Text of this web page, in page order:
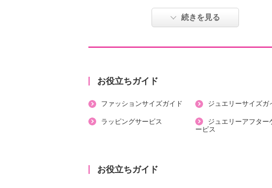
【メンテナンス（絵表示ラベル）】
・自然乾燥：日陰の吊り干し
・ドライクリーニング：不可
【個体差あり】
続きを見る
お役立ちガイド
ファッションサイズガイド ジュエリーサイズガ
ラッピングサービス
ジュエリーアフター
ービス
お役立ちガイド